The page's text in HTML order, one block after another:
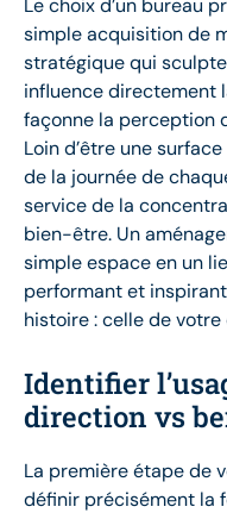
Le choix d’un bureau
simple acquisition de
stratégique qui
influence directement
façonne la perception
Loin d’être une
de la journée de
service de la
bien-être. Un
simple espace en un
performant et
histoire : celle de
Identifier
direction vs
La première étape de
définir précisément la